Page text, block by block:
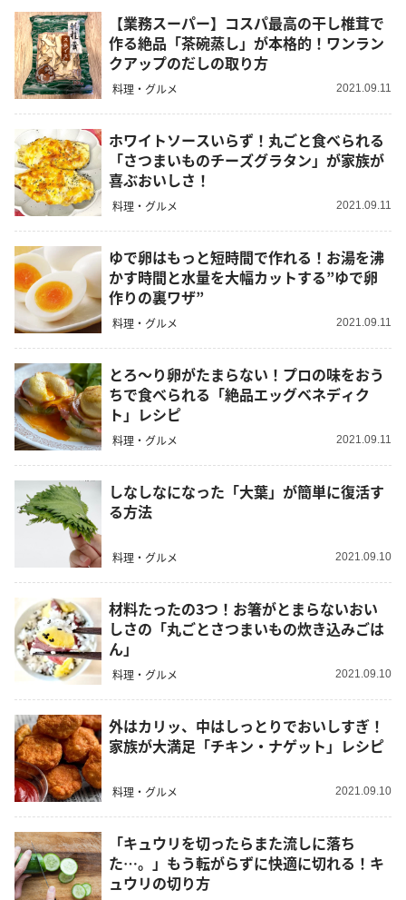
【業務スーパー】コスパ最高の干し椎茸で
作る絶品「茶碗蒸し」が本格的！ワンラン
クアップのだしの取り方
料理・グルメ 2021.09.11
ホワイトソースいらず！丸ごと食べられる
「さつまいものチーズグラタン」が家族が
喜ぶおいしさ！
料理・グルメ 2021.09.11
ゆで卵はもっと短時間で作れる！お湯を沸
かす時間と水量を大幅カットする”ゆで卵
作りの裏ワザ”
料理・グルメ 2021.09.11
とろ〜り卵がたまらない！プロの味をおう
ちで食べられる「絶品エッグベネディク
ト」レシピ
料理・グルメ 2021.09.11
しなしなになった「大葉」が簡単に復活す
る方法
料理・グルメ 2021.09.10
材料たったの3つ！お箸がとまらないおい
しさの「丸ごとさつまいもの炊き込みごは
ん」
料理・グルメ 2021.09.10
外はカリッ、中はしっとりでおいしすぎ！
家族が大満足「チキン・ナゲット」レシピ
料理・グルメ 2021.09.10
「キュウリを切ったらまた流しに落ち
た…。」もう転がらずに快適に切れる！キ
ュウリの切り方